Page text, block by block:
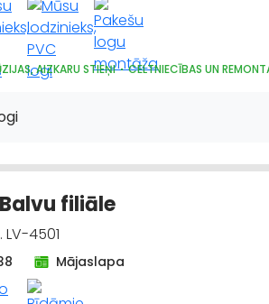
AIZKARU STIEŅI CELTNIECĪBAS UN
Balvu filiāle
4501
Mājaslapa